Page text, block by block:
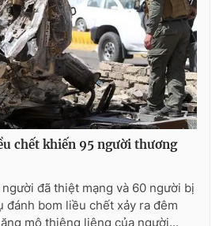
Truyền hình Việt Nam
VTV
chết khiến 95 người thương
đã thiệt mạng và 60 người bị
đánh bom liều chết xảy ra đêm
mộ thiêng liêng của người...